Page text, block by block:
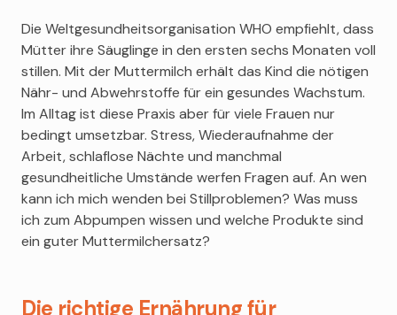
Die Weltgesundheitsorganisation WHO empfiehlt, dass
Mütter ihre Säuglinge in den ersten sechs Monaten voll
stillen. Mit der Muttermilch erhält das Kind die nötigen
Nähr- und Abwehrstoffe für ein gesundes Wachstum.
Im Alltag ist diese Praxis aber für viele Frauen nur
bedingt umsetzbar. Stress, Wiederaufnahme der
Arbeit, schlaflose Nächte und manchmal
gesundheitliche Umstände werfen Fragen auf. An wen
kann ich mich wenden bei Stillproblemen? Was muss
ich zum Abpumpen wissen und welche Produkte sind
ein guter Muttermilchersatz?
Die richtige Ernährung für